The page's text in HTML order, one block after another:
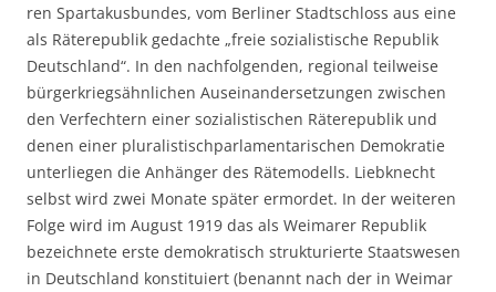
ren Spar­ta­kus­bun­des, vom Ber­li­ner Stadt­schloss aus eine
als Räte­re­pu­blik gedach­te „freie sozia­lis­ti­sche Repu­blik
Deutsch­land“. In den nach­fol­gen­den, regio­nal teil­wei­se
bür­ger­kriegs­ähn­li­chen Aus­ein­an­der­set­zun­gen zwi­schen
den Ver­fech­tern einer sozia­lis­ti­schen Räte­re­pu­blik und
denen einer plu­ra­lis­tisch­par­la­men­ta­ri­schen Demo­kra­tie
unter­lie­gen die Anhän­ger des Räte­mo­dells. Lieb­knecht
selbst wird zwei Mona­te spä­ter ermor­det. In der wei­te­ren
Fol­ge wird im August 1919 das als Wei­ma­rer Repu­blik
bezeich­ne­te ers­te demo­kra­tisch struk­tu­rier­te Staats­we­sen
in Deutsch­land kon­sti­tu­iert (benannt nach der in Wei­mar